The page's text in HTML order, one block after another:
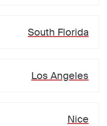
South Florida
Los Angeles
Nice